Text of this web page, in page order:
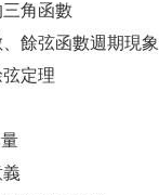
角函數
餘弦函數週期現
定理